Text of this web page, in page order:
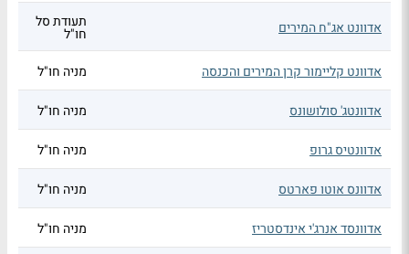
אדוונט אג"ח המירים תעודת סל
חו"ל
אדוונט קליימור קרן המירים והכנסה
מניה חו"ל
אדוונטג' סולושונס מניה חו"ל
אדוונטיס גרופ מניה חו"ל
אדוונס אוטו פארטס מניה חו"ל
אדוונסד אנרג'י אינדסטריז מניה חו"ל